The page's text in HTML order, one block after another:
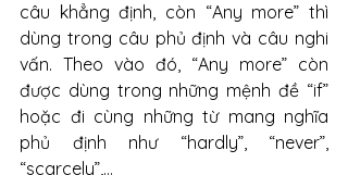
câu khẳng định, còn “Any more” thì
dùng trong câu phủ định và câu nghi
vấn. Theo vào đó, “Any more” còn
được dùng trong những mệnh đề “if”
hoặc đi cùng những từ mang nghĩa
phủ định như “hardly”, “never”,
“scarcely”,…